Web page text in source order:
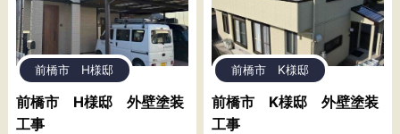
前橋市 H様邸
前橋市 H様邸 外壁塗装
工事
前橋市 K様邸
前橋市 K様邸 外壁塗装
工事